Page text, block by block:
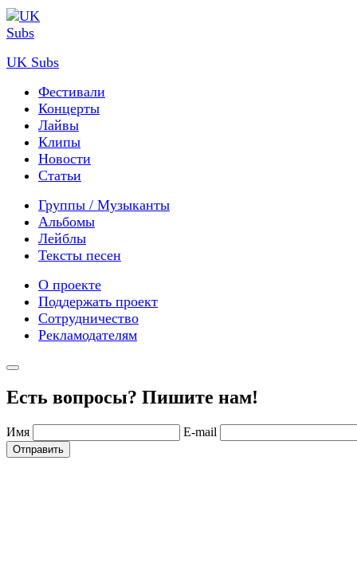
UK Subs
Фестивали
Концерты
Лайвы
Клипы
Новости
Статьи
Группы / Музыканты
Альбомы
Лейблы
Тексты песен
О проекте
Поддержать проект
Сотрудничество
Рекламодателям
Есть вопросы? Пишите нам!
Имя E-mail